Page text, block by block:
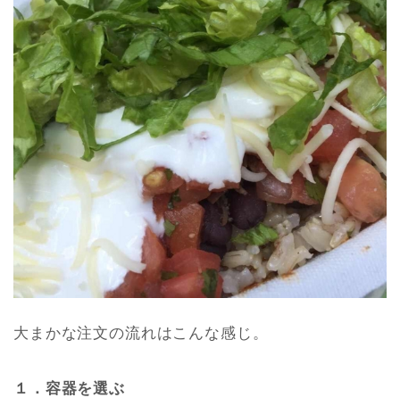
大まかな注文の流れはこんな感じ。
１．容器を選ぶ